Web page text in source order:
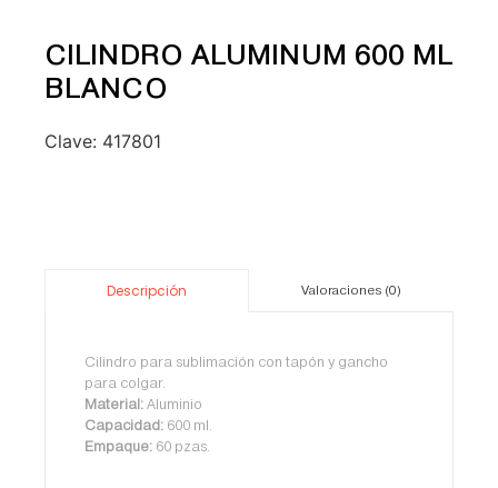
CILINDRO ALUMINUM 600 ML
BLANCO
Clave: 417801
Descripción Valoraciones (0)
Cilindro para sublimación con tapón y gancho
para colgar.
Material: Aluminio
Capacidad: 600 ml.
Empaque: 60 pzas.